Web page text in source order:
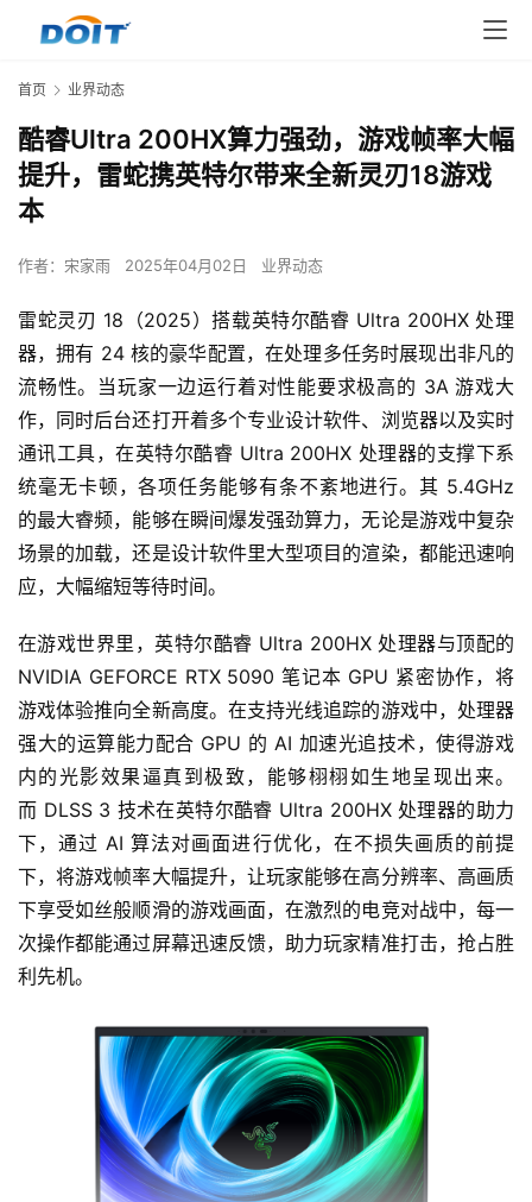
首页 业界动态
酷睿Ultra 200HX算力强劲，游戏帧率大幅
提升，雷蛇携英特尔带来全新灵刃18游戏
本
作者： 宋家雨 2025年04月02日 业界动态
雷蛇灵刃 18（2025）搭载英特尔酷睿 Ultra 200HX 处理
器，拥有 24 核的豪华配置，在处理多任务时展现出非凡的
流畅性。当玩家一边运行着对性能要求极高的 3A 游戏大
作，同时后台还打开着多个专业设计软件、浏览器以及实时
通讯工具，在英特尔酷睿 Ultra 200HX 处理器的支撑下系
统毫无卡顿，各项任务能够有条不紊地进行。其 5.4GHz
的最大睿频，能够在瞬间爆发强劲算力，无论是游戏中复杂
场景的加载，还是设计软件里大型项目的渲染，都能迅速响
应，大幅缩短等待时间。
在游戏世界里，英特尔酷睿 Ultra 200HX 处理器与顶配的
NVIDIA GEFORCE RTX 5090 笔记本 GPU 紧密协作，将
游戏体验推向全新高度。在支持光线追踪的游戏中，处理器
强大的运算能力配合 GPU 的 AI 加速光追技术，使得游戏
内的光影效果逼真到极致，能够栩栩如生地呈现出来。
而 DLSS 3 技术在英特尔酷睿 Ultra 200HX 处理器的助力
下，通过 AI 算法对画面进行优化，在不损失画质的前提
下，将游戏帧率大幅提升，让玩家能够在高分辨率、高画质
下享受如丝般顺滑的游戏画面，在激烈的电竞对战中，每一
次操作都能通过屏幕迅速反馈，助力玩家精准打击，抢占胜
利先机。